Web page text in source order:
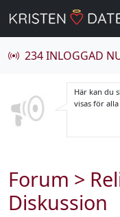
234 INLOGGAD
Här kan du
visas för
Forum >
Diskussion